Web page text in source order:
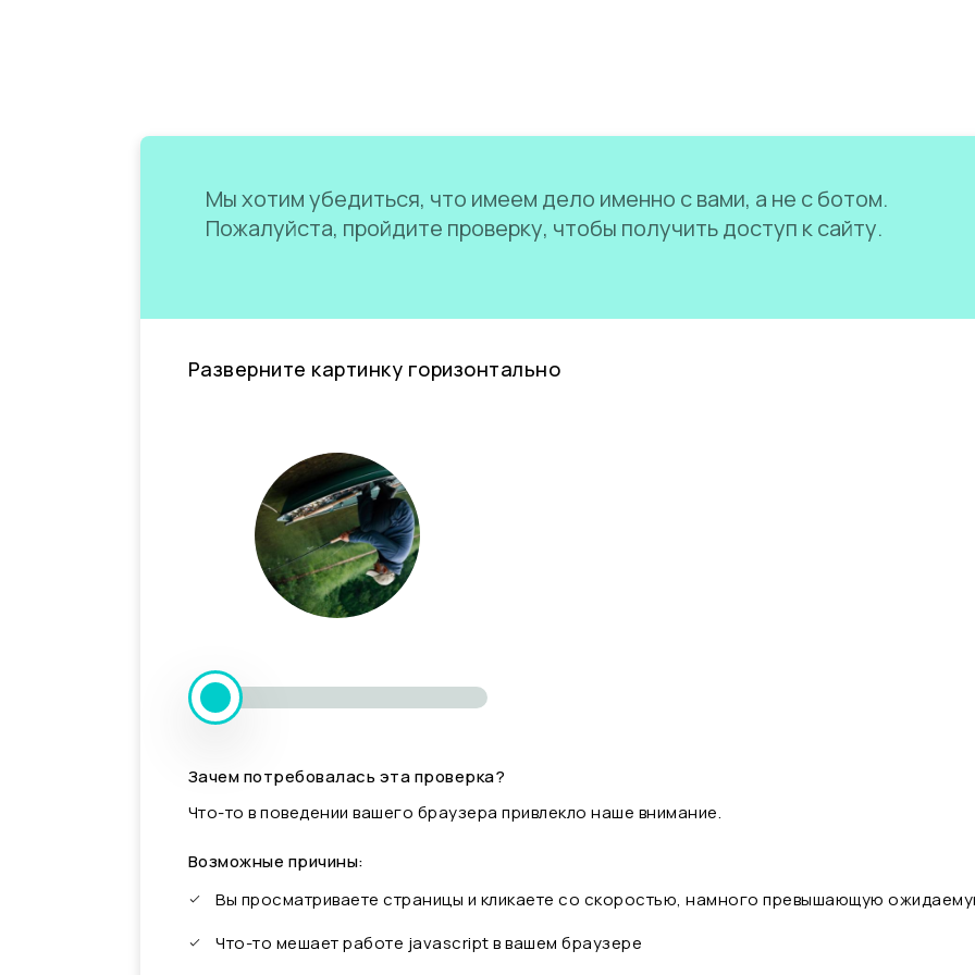
Мы хотим убедиться, что имеем дело именно с вами, а не с ботом.
Пожалуйста, пройдите проверку, чтобы получить доступ к сайту.
Разверните картинку горизонтально
Зачем потребовалась эта проверка?
Что-то в поведении вашего браузера привлекло наше внимание.
Возможные причины:
Вы просматриваете страницы и кликаете со скоростью, намного превышающую
Что-то мешает работе javascript в вашем браузере